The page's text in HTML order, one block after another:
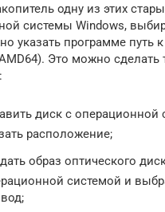
одну из этих
системы Windows,
указать программе путь
Это можно сделать
диск с операционной
расположение;
образ оптического
системой и